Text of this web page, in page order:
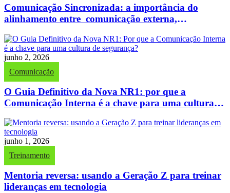
Comunicação Sincronizada: a importância do
alinhamento entre comunicação externa,
junho 2, 2026
Comunicação
O Guia Definitivo da Nova NR1: por que a
Comunicação Interna é a chave para uma cultura
junho 1, 2026
Treinamento
Mentoria reversa: usando a Geração Z para treinar
lideranças em tecnologia